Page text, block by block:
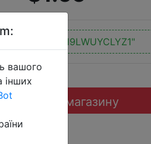
"RH9LWUYCLYZ1"
до магазину
вашого
інших